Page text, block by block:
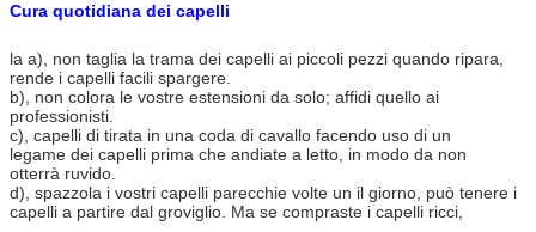
Cura quotidiana dei capelli
la a), non taglia la trama dei capelli ai piccoli pezzi quando ripara,
rende i capelli facili spargere.
b), non colora le vostre estensioni da solo; affidi quello ai
professionisti.
c), capelli di tirata in una coda di cavallo facendo uso di un
legame dei capelli prima che andiate a letto, in modo da non
otterrà ruvido.
d), spazzola i vostri capelli parecchie volte un il giorno, può tenere i
capelli a partire dal groviglio. Ma se compraste i capelli ricci,